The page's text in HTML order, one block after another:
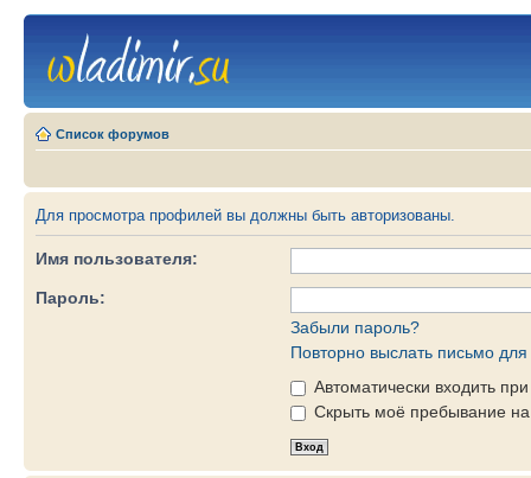
Список форумов
Для просмотра профилей вы должны быть авторизованы.
Имя пользователя:
Пароль:
Забыли пароль?
Повторно выслать письмо для
Автоматически входить
Скрыть моё пребывание